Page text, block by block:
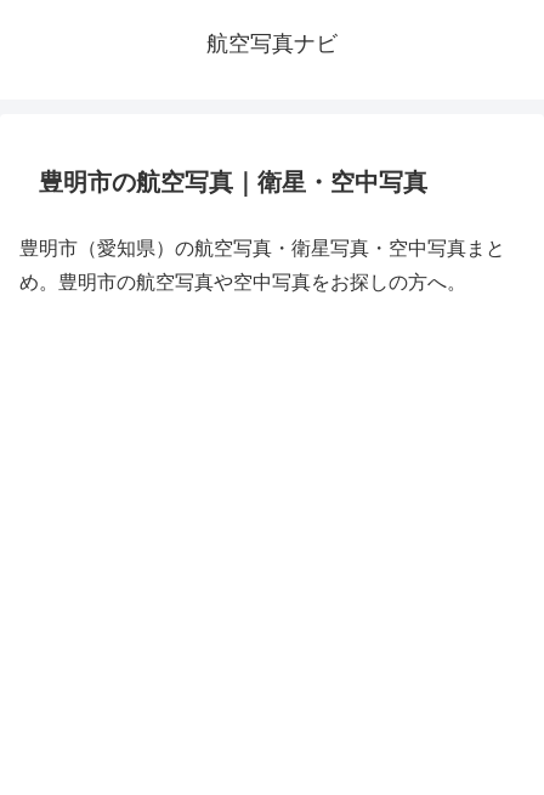
航空写真ナビ
豊明市の航空写真｜衛星・空中写真
豊明市（愛知県）の航空写真・衛星写真・空中写真まと
め。豊明市の航空写真や空中写真をお探しの方へ。